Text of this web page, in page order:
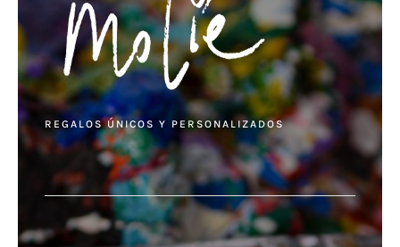
REGALOS ÚNICOS Y PERSONALIZADOS